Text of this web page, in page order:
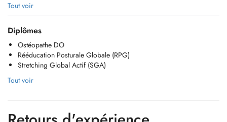
Kinésithérapeute diplômé de la Haute École Robert Schuman depuis
2011, j'exerce également l'ostéopathie depuis l'obtention de mon
diplôme d'ostéopathie (DO) en 2021 à l'EFOM Paris XV.
Je suis spécialisé dans les domaines suivants :
- Rééducation Posturale Globale (RPG)
- Stretching Global Actif (SGA)
- Kinésiotaping
Tout voir
Diplômes
Ostéopathe DO
Rééducation Posturale Globale (RPG)
Stretching Global Actif (SGA)
Tout voir